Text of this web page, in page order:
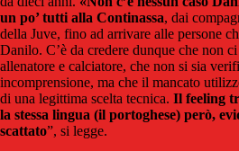
un po’ tutti alla Continassa, dai
della Juve, fino ad arrivare alle persone
Danilo. C’è da credere dunque che non
allenatore e calciatore, che non si sia
incomprensione, ma che il mancato
di una legittima scelta tecnica. Il feeling
la stessa lingua (il portoghese) però,
scattato”, si legge.